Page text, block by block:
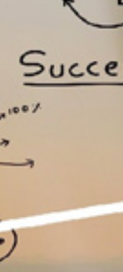
رزومه
ها
اخبار
مشاغل
درباره
ما